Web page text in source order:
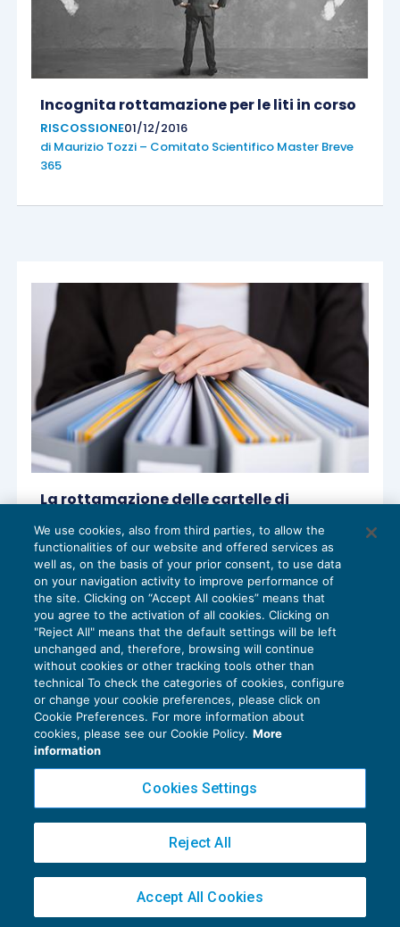
Incognita rottamazione per le liti in corso
RISCOSSIONE01/12/2016
di Maurizio Tozzi – Comitato Scientifico Master Breve
365
La rottamazione delle cartelle di
ISTITUTI DEFLATTIVI10/11/2016
diLeonardo Pietrobon
1 2 3 4
Privacy Policy
Cookie Policy
Copyright 2016 ©Gruppo Euroconference S.p.A.v2.32.2
Piazza Luigi Einaudi, 10N01 - 20124 Milano - info@ecnews.it
02776120236
We use cookies, also from third parties, to allow the
functionalities of our website and offered services as
well as, on the basis of your prior consent, to use data
on your navigation activity to improve performance of
the site. Clicking on “Accept All cookies” means that
you agree to the activation of all cookies. Clicking on
"Reject All" means that the default settings will be left
unchanged and, therefore, browsing will continue
without cookies or other tracking tools other than
technical To check the categories of cookies, configure
or change your cookie preferences, please click on
Cookie Preferences. For more information about
cookies, please see our Cookie Policy. More
information
Cookies Settings
Reject All
Accept All Cookies